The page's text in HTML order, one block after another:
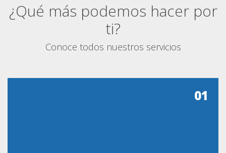
¿Qué más podemos hacer por
ti?
Conoce todos nuestros servicios
01